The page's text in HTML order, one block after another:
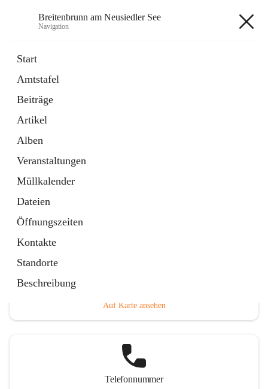
Breitenbrunn am Neusiedler See
Navigation
Start
Amtstafel
Beiträge
Artikel
Alben
Veranstaltungen
Müllkalender
Dateien
Öffnungszeiten
Kontakte
Standorte
Beschreibung
18 Schnellzugriffe
Gemeindeservice
Auf Karte ansehen
Telefonnummer